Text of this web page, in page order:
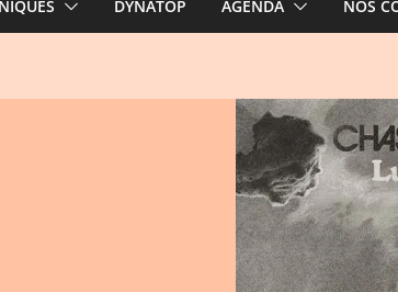
DYNATOP AGENDA NOS